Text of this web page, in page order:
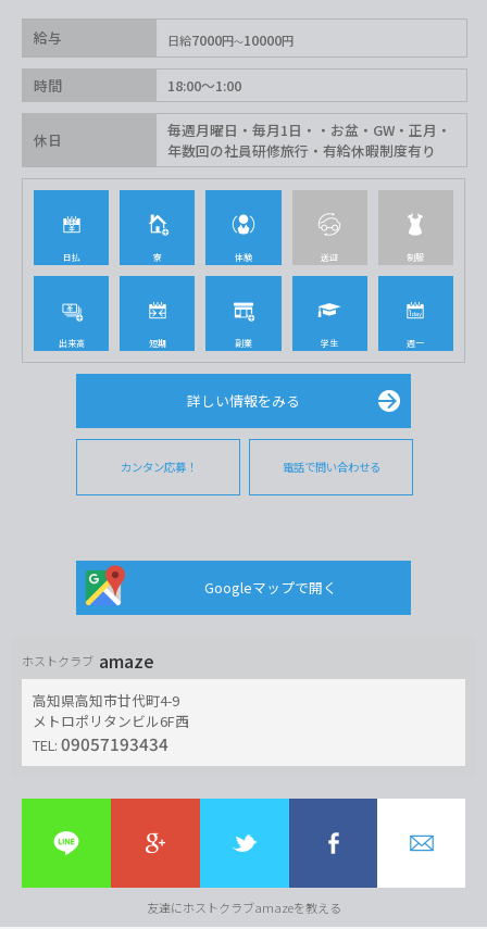
給与 日給7000円 10000円
時間 18:00〜1:00
休日
毎週月曜日・毎月1日・・お盆・GW・正月・
年数回の社員研修旅行・有給休暇制度有り
日払 寮 体験 送迎 制服
出来高 短期 副業 学生 週一
詳しい情報をみる
カンタン応募！ 電話で問い合わせる
Googleマップで開く
ホストクラブ amaze
高知県高知市廿代町4-9
メトロポリタンビル6F西
TEL: 09057193434
友達にホストクラブamazeを教える